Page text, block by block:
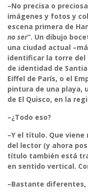
–No precisa o
imágenes y fotos y
escena primera de
no ser”. Un dibujo
una ciudad actual
identificar la torre del
de identidad de
Eiffel de París, o el
pintura de una playa,
de El Quisco, en la
–¿Todo eso?
–Y el título. Que
del lector (y ahora
título también está
en sentido vertical.
–Bastante